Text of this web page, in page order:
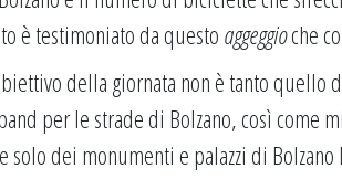
è testimoniato da questo aggeggioche
della giornata non è tanto quello
per le strade di Bolzano, così come
solo dei monumenti e palazzi di